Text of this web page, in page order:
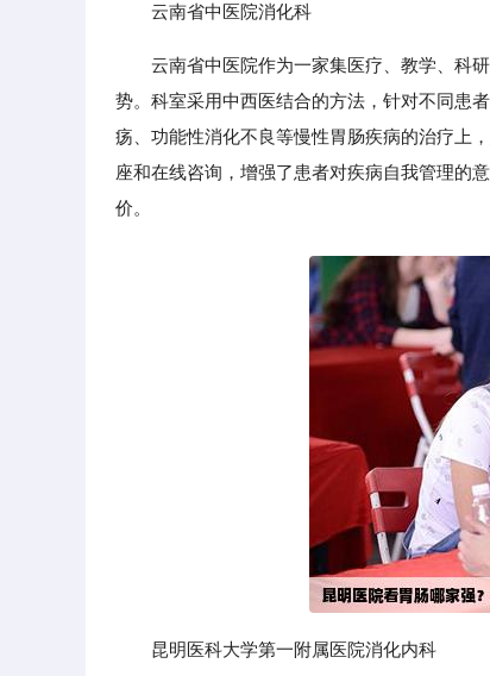
云南省中医院消化科
云南省中医院作为一家集医疗、教学、科
势。科室采用中西医结合的方法，针对不同患
疡、功能性消化不良等慢性胃肠疾病的治疗上
座和在线咨询，增强了患者对疾病自我管理的
价。
昆明医科大学第一附属医院消化内科